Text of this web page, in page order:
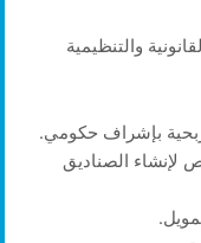
والتنظيمية
بإشراف حكومي.
لإنشاء الصناديق